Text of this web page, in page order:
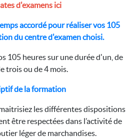
d'examens ici
accordé pour réaliser vos 105
du centre d'examen choisi.
105 heures sur une durée d'un, de
trois ou de 4 mois.
de la formation
les différentes dispositions
être respectées dans l’activité de
léger de marchandises.